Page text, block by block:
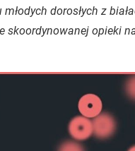
dorosłych z
skoordynowanej opieki